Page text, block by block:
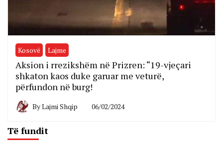
Kosovë Lajme
Aksion i rrezikshëm në Prizren: “19-vjeçari
shkaton kaos duke garuar me veturë,
përfundon në burg!
ByLajmi Shqip 06/02/2024
Të fundit